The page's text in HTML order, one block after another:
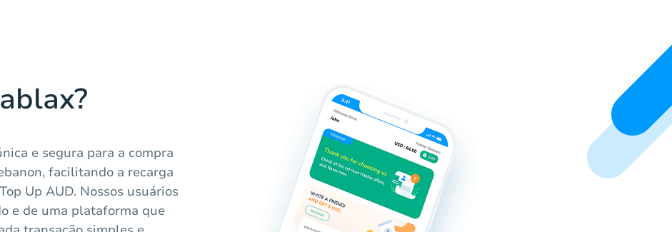
e segura para a compra
facilitando a recarga
Up AUD. Nossos usuários
e de uma plataforma que